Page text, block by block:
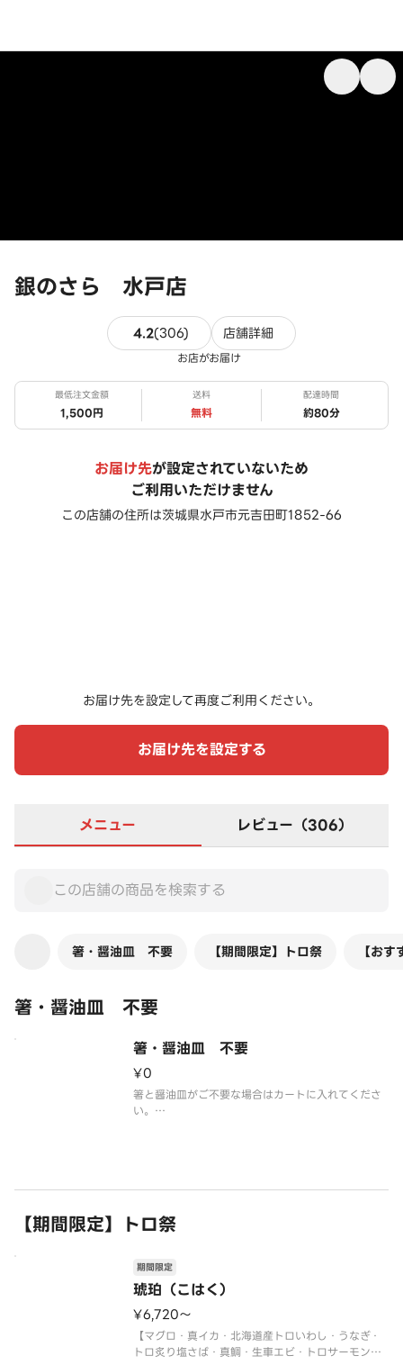
銀のさら 水戸店
4.2(306) 306件のレビュー
店舗詳細
お店がお届け
最低注文金額
1,500円
送料
無料
配達時間
約80分
お届け先が設定されていないため
ご利用いただけません
この店舗の住所は茨城県水戸市元吉田町1852-66
お届け先を設定して再度ご利用ください。
お届け先を設定する
メニュー レビュー（306）
箸・醤油皿 不要 【期間限定】トロ祭 【お
箸・醤油皿 不要
箸・醤油皿 不要
¥0
箸と醤油皿がご不要な場合はカートに入れてくださ
い。
【期間限定】トロ祭
琥珀（こはく）
期間限定
¥6,720〜
【マグロ・真イカ・北海道産トロいわし・うなぎ・
トロ炙り塩さば・真鯛・生車エビ・トロサーモン・